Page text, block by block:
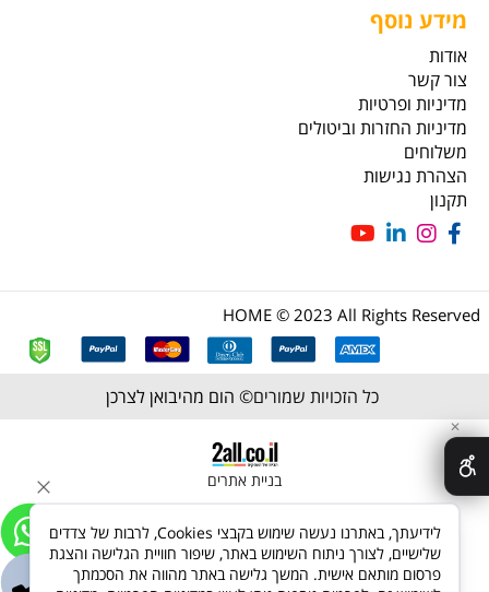
מידע נוסף
אודות
צור קשר
מדיניות ופרטיות
מדיניות החזרות וביטולים
משלוחים
הצהרת נגישות
תקנון
HOME © 2023 All Rights Reserved
כל הזכויות שמורים© הום מהיבואן לצרכן
בניית אתרים
✕
לידיעתך, באתרנו נעשה שימוש בקבצי Cookies, לרבות של צדדים
שלישיים, לצורך ניתוח השימוש באתר, שיפור חוויית הגלישה והצגת
פרסום מותאם אישית. המשך גלישה באתר מהווה את הסכמתך